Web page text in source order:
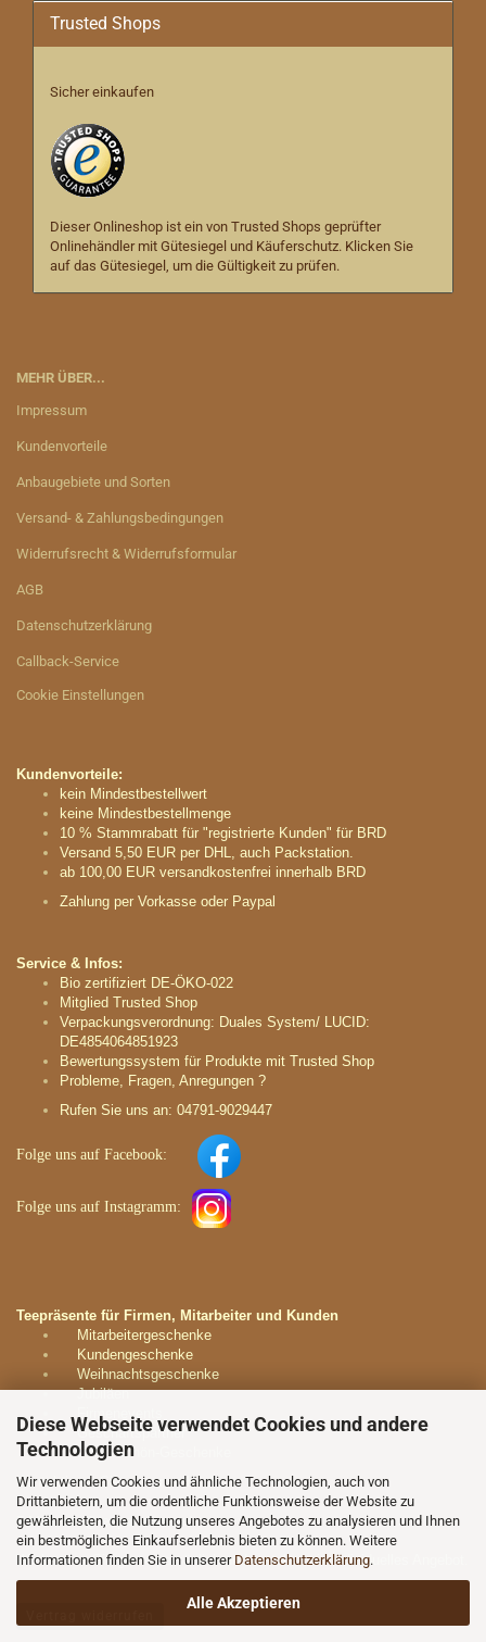
Diese Webseite verwendet Cookies und andere
Technologien
Wir verwenden Cookies und ähnliche Technologien, auch von
Drittanbietern, um die ordentliche Funktionsweise der Website zu
gewährleisten, die Nutzung unseres Angebotes zu analysieren und Ihnen
ein bestmögliches Einkaufserlebnis bieten zu können. Weitere
Informationen finden Sie in unserer Datenschutzerklärung.
Alle Akzeptieren
Trusted Shops
Sicher einkaufen
Dieser Onlineshop ist ein von Trusted Shops geprüfter
Onlinehändler mit Gütesiegel und Käuferschutz. Klicken Sie
auf das Gütesiegel, um die Gültigkeit zu prüfen.
MEHR ÜBER...
Impressum
Kundenvorteile
Anbaugebiete und Sorten
Versand- & Zahlungsbedingungen
Widerrufsrecht & Widerrufsformular
AGB
Datenschutzerklärung
Callback-Service
Cookie Einstellungen
Kundenvorteile:
kein Mindestbestellwert
keine Mindestbestellmenge
10 % Stammrabatt für "registrierte Kunden" für BRD
Versand 5,50 EUR per DHL, auch Packstation.
ab 100,00 EUR versandkostenfrei innerhalb BRD
Zahlung per Vorkasse oder Paypal
Service & Infos:
Bio zertifiziert DE-ÖKO-022
Mitglied Trusted Shop
Verpackungsverordnung: Duales System/ LUCID:
DE4854064851923
Bewertungssystem für Produkte mit Trusted Shop
Probleme, Fragen, Anregungen ?
Rufen Sie uns an: 04791-9029447
Folge uns auf Facebook:
Folge uns auf Instagramm:
Teepräsente für Firmen, Mitarbeiter und Kunden
Mitarbeitergeschenke
Kundengeschenke
Weihnachtsgeschenke
Jubiläen
Firmenevents
Geschäftspartner
Dankeschön-Geschenke
Kontaktieren Sie uns unverbindlich:
E-Mail:info@teeparadies.net
Wir beraten Sie gerne persönlich und erstellen ein individuelles Angebot.